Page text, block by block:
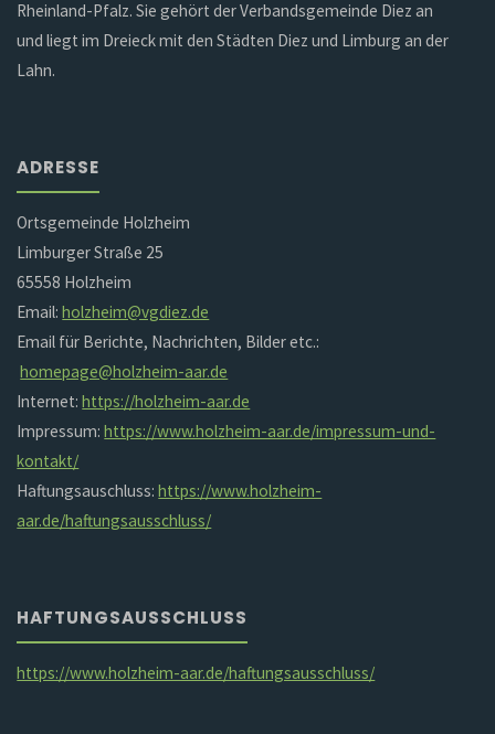
Rheinland-Pfalz. Sie gehört der Verbandsgemeinde Diez an
und liegt im Dreieck mit den Städten Diez und Limburg an der
Lahn.
ADRESSE
Ortsgemeinde Holzheim
Limburger Straße 25
65558 Holzheim
Email:holzheim@vgdiez.de
Email für Berichte, Nachrichten, Bilder etc.:
homepage@holzheim-aar.de
Internet:https://holzheim-aar.de
Impressum:https://www.holzheim-aar.de/impressum-und-
kontakt/
Haftungsauschluss:https://www.holzheim-
aar.de/haftungsausschluss/
HAFTUNGSAUSSCHLUSS
https://www.holzheim-aar.de/haftungsausschluss/